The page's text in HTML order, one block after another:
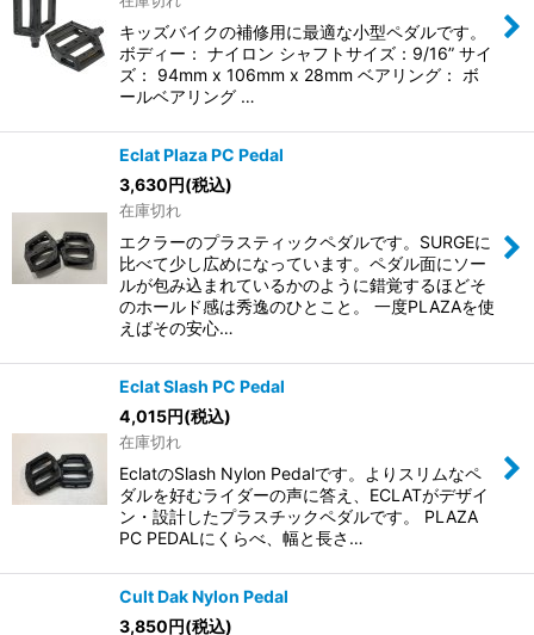
キッズバイクの補修用に最適な小型ペダルです。
ボディー： ナイロン シャフトサイズ：9/16” サイ
ズ： 94mm x 106mm x 28mm ベアリング： ボ
ールベアリング …
Eclat Plaza PC Pedal
3,630円(税込)
在庫切れ
エクラーのプラスティックペダルです。SURGEに
比べて少し広めになっています。ペダル面にソー
ルが包み込まれているかのように錯覚するほどそ
のホールド感は秀逸のひとこと。 一度PLAZAを使
えばその安心…
Eclat Slash PC Pedal
4,015円(税込)
在庫切れ
EclatのSlash Nylon Pedalです。よりスリムなペ
ダルを好むライダーの声に答え、ECLATがデザイ
ン・設計したプラスチックペダルです。 PLAZA
PC PEDALにくらべ、幅と長さ…
Cult Dak Nylon Pedal
3,850円(税込)